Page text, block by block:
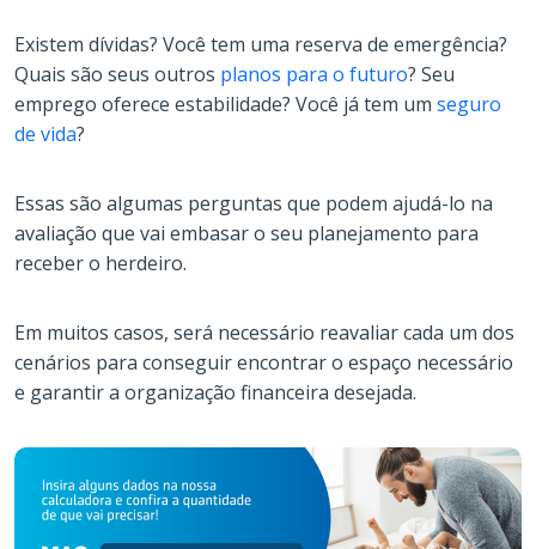
Existem dívidas? Você tem uma reserva de emergência?
Quais são seus outros planos para o futuro? Seu
emprego oferece estabilidade? Você já tem um seguro
de vida?
Essas são algumas perguntas que podem ajudá-lo na
avaliação que vai embasar o seu planejamento para
receber o herdeiro.
Em muitos casos, será necessário reavaliar cada um dos
cenários para conseguir encontrar o espaço necessário
e garantir a organização financeira desejada.